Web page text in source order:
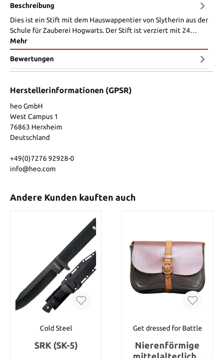
Beschreibung
Dies ist ein Stift mit dem Hauswappentier von Slytherin aus der
Schule für Zauberei Hogwarts. Der Stift ist verziert mit 24…
Mehr
Bewertungen
Herstellerinformationen (GPSR)
heo GmbH
West Campus 1
76863 Herxheim
Deutschland
+49(0)7276 92928-0
info@heo.com
Andere Kunden kauften auch
Cold Steel
SRK (SK-5)
Get dressed for Battle
Nierenförmige